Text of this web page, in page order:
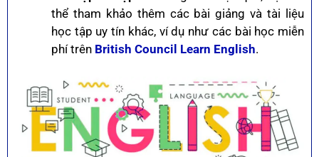
thể tham khảo thêm các bài giảng và tài liệu
học tập uy tín khác, ví dụ như các bài học miễn
phí trên British Council Learn English.